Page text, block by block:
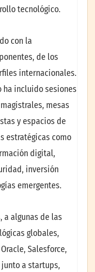
tecnológico.
con la
de los
internacionales.
ha incluido sesiones
mesas
y espacios de
estratégicas como
digital,
inversión
emergentes.
a algunas de las
globales,
Salesforce,
junto a startups,